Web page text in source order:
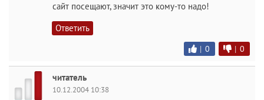
сайт посещают, значит это кому-то надо!
Ответить
| 0 | 0
читатель
10.12.2004 10:38